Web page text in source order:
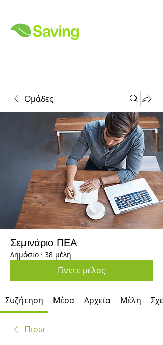
Ομάδες
Σεμινάριο ΠΕΑ
Δημόσιο · 38 μέλη
Γίνετε μέλος
Συζήτηση Μέσα Αρχεία Μέλη
Πίσω